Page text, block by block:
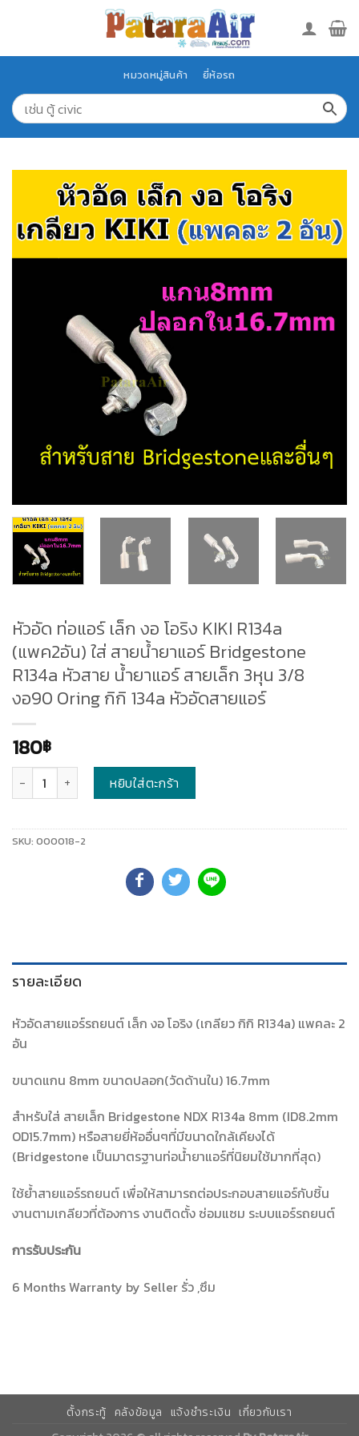
หมวดหมู่สินค้า ยี่ห้อรถ
หัวอัด ท่อแอร์ เล็ก งอ โอริง KIKI R134a
(แพค2อัน) ใส่ สายน้ำยาแอร์ Bridgestone
R134a หัวสาย น้ำยาแอร์ สายเล็ก 3หุน 3/8
งอ90 Oring กิกิ 134a หัวอัดสายแอร์
180฿
หยิบใส่ตะกร้า
SKU: 000018-2
รายละเอียด
หัวอัดสายแอร์รถยนต์ เล็ก งอ โอริง (เกลียว กิกิ R134a) แพคละ 2
อัน
ขนาดแกน 8mm ขนาดปลอก(วัดด้านใน) 16.7mm
สำหรับใส่ สายเล็ก Bridgestone NDX R134a 8mm (ID8.2mm
OD15.7mm) หรือสายยี่ห้ออื่นๆที่มีขนาดใกล้เคียงได้
(Bridgestone เป็นมาตรฐานท่อน้ำยาแอร์ที่นิยมใช้มากที่สุด)
ใช้ย้ำสายแอร์รถยนต์ เพื่อให้สามารถต่อประกอบสายแอร์กับชิ้น
งานตามเกลียวที่ต้องการ งานติดตั้ง ซ่อมแซม ระบบแอร์รถยนต์
การรับประกัน
6 Months Warranty by Seller รั่ว ,ซึม
ตั้งกระทู้ คลังข้อมูล แจ้งชำระเงิน เกี่ยวกับเรา